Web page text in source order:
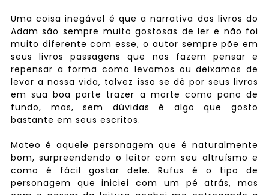
Uma coisa inegável é que a narrativa dos livros do
Adam são sempre muito gostosas de ler e não foi
muito diferente com esse, o autor sempre põe em
seus livros passagens que nos fazem pensar e
repensar a forma como levamos ou deixamos de
levar a nossa vida, talvez isso se dê por seus livros
em sua boa parte trazer a morte como pano de
fundo, mas, sem dúvidas é algo que gosto
bastante em seus escritos.
Mateo é aquele personagem que é naturalmente
bom, surpreendendo o leitor com seu altruísmo e
como é fácil gostar dele. Rufus é o tipo de
personagem que iniciei com um pé atrás, mas